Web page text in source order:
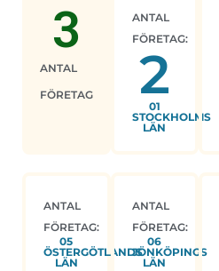
ANTAL
FÖRETAG
3
ANTAL
FÖRETAG:
2
01
STOCKHOLMS
LÄN
ANTAL
FÖRETAG:
05
ÖSTERGÖTLANDS
LÄN
ANTAL
FÖRETAG:
06
JÖNKÖPINGS
LÄN